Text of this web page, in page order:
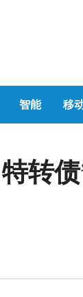
智能 移
转